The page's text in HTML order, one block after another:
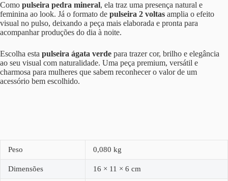
Como pulseira pedra mineral, ela traz uma presença natural e
feminina ao look. Já o formato de pulseira 2 voltas amplia o efeito
visual no pulso, deixando a peça mais elaborada e pronta para
acompanhar produções do dia à noite.
Escolha esta pulseira ágata verde para trazer cor, brilho e elegância
ao seu visual com naturalidade. Uma peça premium, versátil e
charmosa para mulheres que sabem reconhecer o valor de um
acessório bem escolhido.
Peso 0,080 kg
Dimensões 16 × 11 × 6 cm